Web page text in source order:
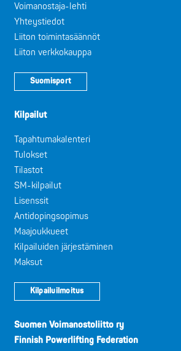
Voimanostaja-lehti
Yhteystiedot
Liiton toimintasäännöt
Liiton verkkokauppa
Suomisport
Kilpailut
Tapahtumakalenteri
Tulokset
Tilastot
SM-kilpailut
Lisenssit
Antidopingsopimus
Maajoukkueet
Kilpailuiden järjestäminen
Maksut
Kilpailuilmoitus
Suomen Voimanostoliitto ry
Finnish Powerlifting Federation